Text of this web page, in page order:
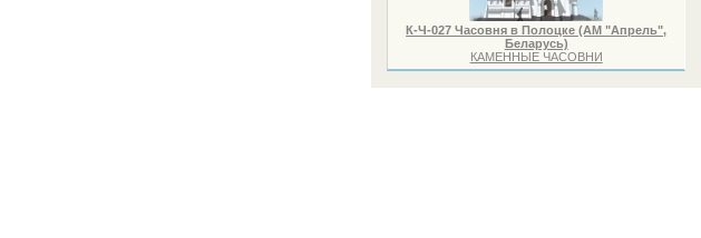
К-Ч-027 Часовня в Полоцке (АМ "Апрель",
Беларусь)
КАМЕННЫЕ ЧАСОВНИ